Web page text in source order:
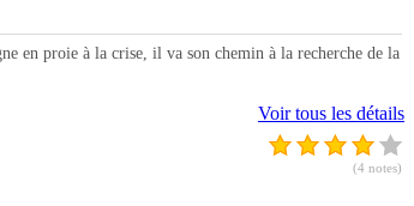
en proie à la crise, il va son chemin à la recherche de la
Voir tous les détails
(4 notes)